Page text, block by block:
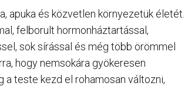
apuka és közvetlen környezetük életét.
felborult hormonháztartással,
sok sírással és még több örömmel
hogy nemsokára gyökeresen
a teste kezd el rohamosan változni,